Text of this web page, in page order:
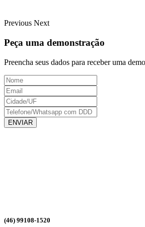
Previous Next
Peça uma demonstração
Preencha seus dados para receber uma
ENVIAR
(46) 99108-1520